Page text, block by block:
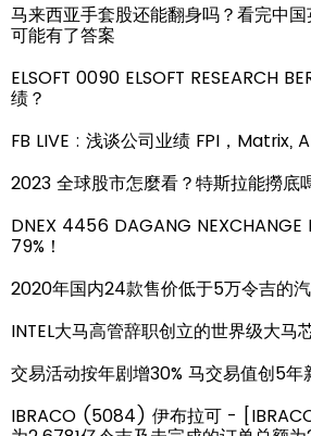
马来西亚手套股还能翻身吗？看完中国
可能有了答案
ELSOFT 0090 ELSOFT RESEARCH
绩？
FB LIVE : 浅谈公司业绩 FPI，
2023 全球股市怎麼看？特斯拉能撈底
DNEX 4456 DAGANG NEXCHANGE
79%！
2020年国内24款售价低于5万令吉的
INTEL大马高管辞职创立的世界级大
交易活动按年剧增30% 马交易值创5年
IBRACO (5084) 伊布拉可 -